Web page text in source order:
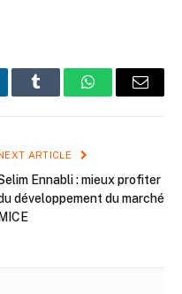
Tumblr WhatsAppEmail
NEXT ARTICLE
Ennabli : mieux profiter
développement du marché
MICE